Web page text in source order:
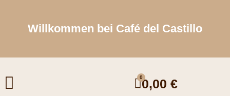
Willkommen bei Café del Castillo
0,00€
0